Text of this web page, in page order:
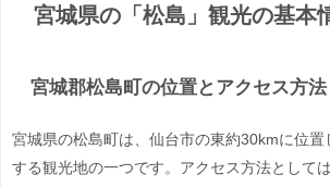
宮城県の「松島」観光の基本
宮城郡松島町の位置とアクセス方法
宮城県の松島町は、仙台市の東約30kmに位置
する観光地の一つです。アクセス方法として